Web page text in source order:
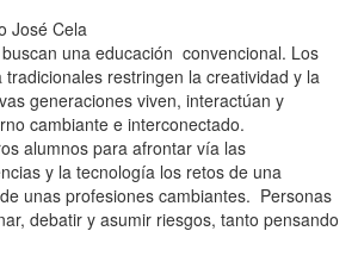
una educación convencional. Los
restringen la creatividad y la
generaciones viven, interactúan y
cambiante e interconectado.
alumnos para afrontar vía las
y la tecnología los retos de una
unas profesiones cambiantes. Personas
debatir y asumir riesgos, tanto pensando